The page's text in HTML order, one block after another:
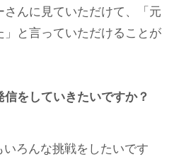
んに見ていただけて、「元
と言っていただけることが
をしていきたいですか？
いろんな挑戦をしたいです